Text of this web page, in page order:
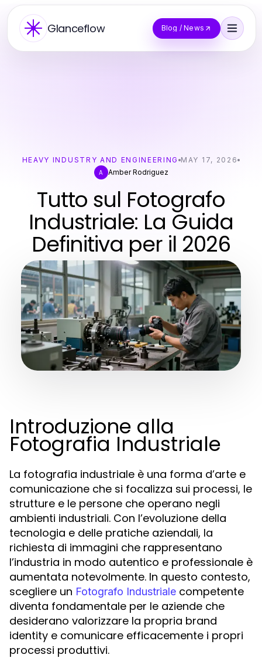
Glanceflow Blog / News
HEAVY INDUSTRY AND ENGINEERING MAY 17, 2026
A Amber Rodriguez
Tutto sul Fotografo
Industriale: La Guida
Definitiva per il 2026
Introduzione alla
Fotografia Industriale
La fotografia industriale è una forma d’arte e
comunicazione che si focalizza sui processi, le
strutture e le persone che operano negli
ambienti industriali. Con l’evoluzione della
tecnologia e delle pratiche aziendali, la
richiesta di immagini che rappresentano
l’industria in modo autentico e professionale è
aumentata notevolmente. In questo contesto,
scegliere un Fotografo Industriale competente
diventa fondamentale per le aziende che
desiderano valorizzare la propria brand
identity e comunicare efficacemente i propri
processi produttivi.